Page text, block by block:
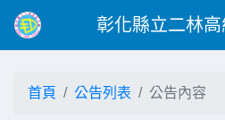
彰化縣立二林
首頁 公告列表 公告內容